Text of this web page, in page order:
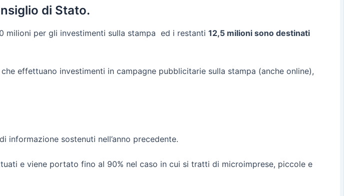
di Stato.
milioni per gli investimenti sulla stampa ed i restanti 12,5 milioni sono destinati
effettuano investimenti in campagne pubblicitarie sulla stampa (anche online),
informazione sostenuti nell’anno precedente.
e viene portato fino al 90% nel caso in cui si tratti di microimprese, piccole e